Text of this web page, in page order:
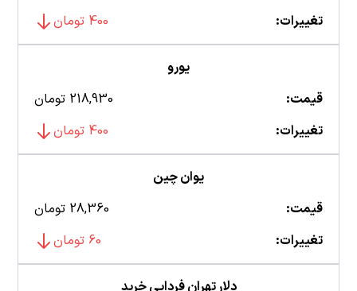
تغییرات:
400 تومان
یورو
قیمت:
218,930 تومان
تغییرات:
400 تومان
یوان چین
قیمت:
28,360 تومان
تغییرات:
60 تومان
دلار تهران فردایی خرید